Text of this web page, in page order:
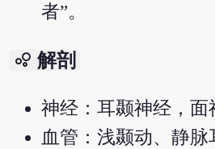
者”。
bubble_chart 解剖
神经：耳颞神经，面
血管：浅颞动、静脉